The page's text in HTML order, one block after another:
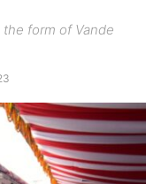
form of Vande